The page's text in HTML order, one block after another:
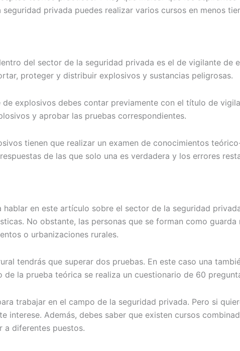
privada puedes realizar varios cursos en menos
del sector de la seguridad privada es el de vigilante
proteger y distribuir explosivos y sustancias peligrosas.
explosivos debes contar previamente con el título de
y aprobar las pruebas correspondientes.
tienen que realizar un examen de conocimientos
de las que solo una es verdadera y los errores
en este artículo sobre el sector de la seguridad
No obstante, las personas que se forman como
o urbanizaciones rurales.
tendrás que superar dos pruebas. En este caso una
de la prueba teórica se realiza un cuestionario de 60
trabajar en el campo de la seguridad privada. Pero si
interese. Además, debes saber que existen cursos
a diferentes puestos.